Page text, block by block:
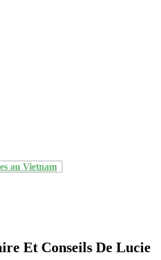
au Vietnam
Et Conseils De Lucie